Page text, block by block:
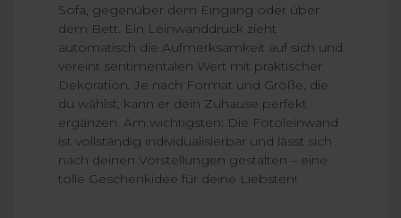
Sofa, gegenüber dem Eingang oder über
dem Bett. Ein Leinwanddruck zieht
automatisch die Aufmerksamkeit auf sich und
vereint sentimentalen Wert mit praktischer
Dekoration. Je nach Format und Größe, die
du wählst, kann er dein Zuhause perfekt
ergänzen. Am wichtigsten: Die Fotoleinwand
ist vollständig individualisierbar und lässt sich
nach deinen Vorstellungen gestalten – eine
tolle Geschenkidee für deine Liebsten!